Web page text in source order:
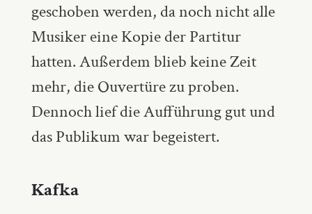
geschoben werden, da noch nicht alle
Musiker eine Kopie der Partitur
hatten. Außerdem blieb keine Zeit
mehr, die Ouvertüre zu proben.
Dennoch lief die Aufführung gut und
das Publikum war begeistert.
Kafka